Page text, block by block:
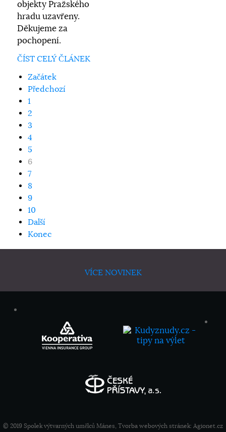
objekty Pražského
hradu uzavřeny.
Děkujeme za
pochopení.
ČÍST CELÝ ČLÁNEK
Začátek
Předchozí
1
2
3
4
5
6
7
8
9
10
Další
Konec
VÍCE NOVINEK
© 2019 Spolek výtvarných umělců Mánes, Tvorba webových stránek: Agionet.cz